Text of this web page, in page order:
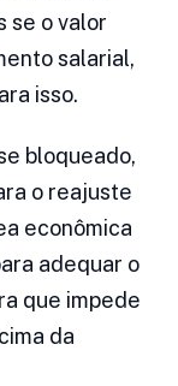
se o valor
salarial,
isso.
bloqueado,
o reajuste
econômica
adequar o
que impede
da